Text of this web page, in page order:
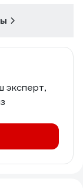
эксперт,